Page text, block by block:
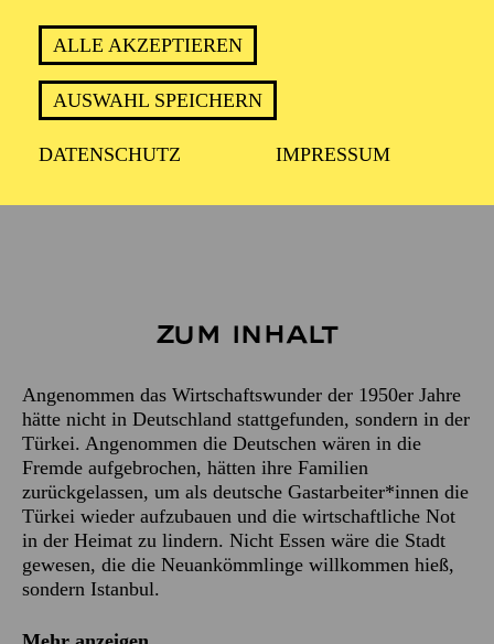
ALLE AKZEPTIEREN
AUSWAHL SPEICHERN
DATENSCHUTZ IMPRESSUM
Deutsch mit türkischen Liedtexten
Zum Inhalt
Angenommen das Wirtschaftswunder der 1950er Jahre
hätte nicht in Deutschland stattgefunden, sondern in der
Türkei. Angenommen die Deutschen wären in die
Fremde aufgebrochen, hätten ihre Familien
zurückgelassen, um als deutsche Gastarbeiter*innen die
Türkei wieder aufzubauen und die wirtschaftliche Not
in der Heimat zu lindern. Nicht Essen wäre die Stadt
gewesen, die die Neuankömmlinge willkommen hieß,
sondern Istanbul.